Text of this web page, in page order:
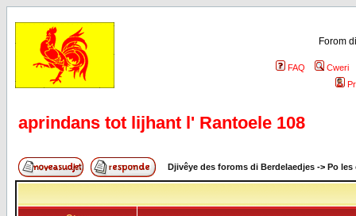
Forom
FAQ
Cweri
aprindans tot lijhant l' Rantoele 108
Djivêye des foroms di Berdelaedjes -> Po les